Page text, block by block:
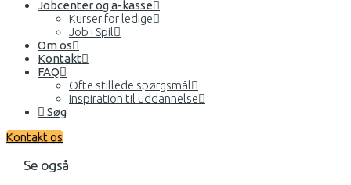
Jobcenter og a-kasse
Kurser for ledige
Job i Spil
Om os
Kontakt
FAQ
Ofte stillede spørgsmål
Inspiration til uddannelse
Søg
Kontakt os
Se også